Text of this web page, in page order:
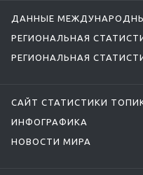
ДАННЫЕ
РЕГИОНАЛЬНАЯ
РЕГИОНАЛЬНАЯ
САЙТ СТАТИСТИКИ
ИНФОГРАФИКА
НОВОСТИ МИРА